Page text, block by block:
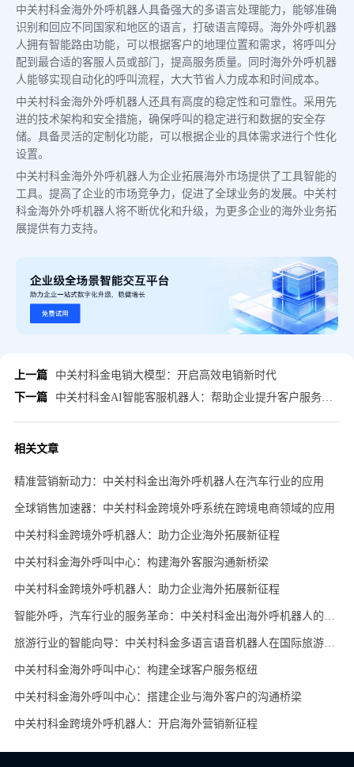
中关村科金海外外呼机器人具备强大的多语言处理能力，能够准确
识别和回应不同国家和地区的语言，打破语言障碍。海外外呼机器
人拥有智能路由功能，可以根据客户的地理位置和需求，将呼叫分
配到最合适的客服人员或部门，提高服务质量。同时海外外呼机器
人能够实现自动化的呼叫流程，大大节省人力成本和时间成本。
中关村科金海外外呼机器人还具有高度的稳定性和可靠性。采用先
进的技术架构和安全措施，确保呼叫的稳定进行和数据的安全存
储。具备灵活的定制化功能，可以根据企业的具体需求进行个性化
设置。
中关村科金海外外呼机器人为企业拓展海外市场提供了工具智能的
工具。提高了企业的市场竞争力，促进了全球业务的发展。中关村
科金海外外呼机器人将不断优化和升级，为更多企业的海外业务拓
展提供有力支持。
上一篇
中关村科金电销大模型：开启高效电销新时代
下一篇
中关村科金AI智能客服机器人：帮助企业提升客户服务水平
相关文章
精准营销新动力：中关村科金出海外呼机器人在汽车行业的应用
全球销售加速器：中关村科金跨境外呼系统在跨境电商领域的应用
中关村科金跨境外呼机器人：助力企业海外拓展新征程
中关村科金海外呼叫中心：构建海外客服沟通新桥梁
中关村科金跨境外呼机器人：助力企业海外拓展新征程
智能外呼，汽车行业的服务革命：中关村科金出海外呼机器人的应用
旅游行业的智能向导：中关村科金多语言语音机器人在国际旅游服务中的应用
中关村科金海外呼叫中心：构建全球客户服务枢纽
中关村科金海外呼叫中心：搭建企业与海外客户的沟通桥梁
中关村科金跨境外呼机器人：开启海外营销新征程